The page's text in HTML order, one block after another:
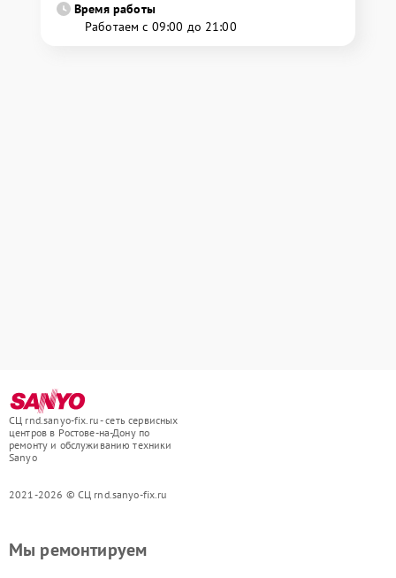
Время работы
Работаем с 09:00 до 21:00
СЦ rnd.sanyo-fix.ru - сеть сервисных
центров в Ростове-на-Дону по
ремонту и обслуживанию техники
Sanyo
2021-2026 © СЦ rnd.sanyo-fix.ru
Мы ремонтируем